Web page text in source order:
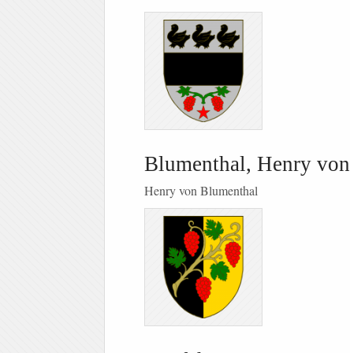
Blumenthal, Henry von
Henry von Blumenthal